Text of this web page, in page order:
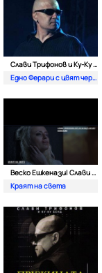
Слави Трифонов и Ку-Kу Бенд
Едно Ферари с цвят червен
Веско Ешкенази| Слави Трифнов и Ку-Ку Бенд
Краят на света